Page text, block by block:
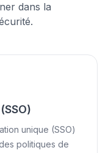
dans la
unique (SSO)
politiques de